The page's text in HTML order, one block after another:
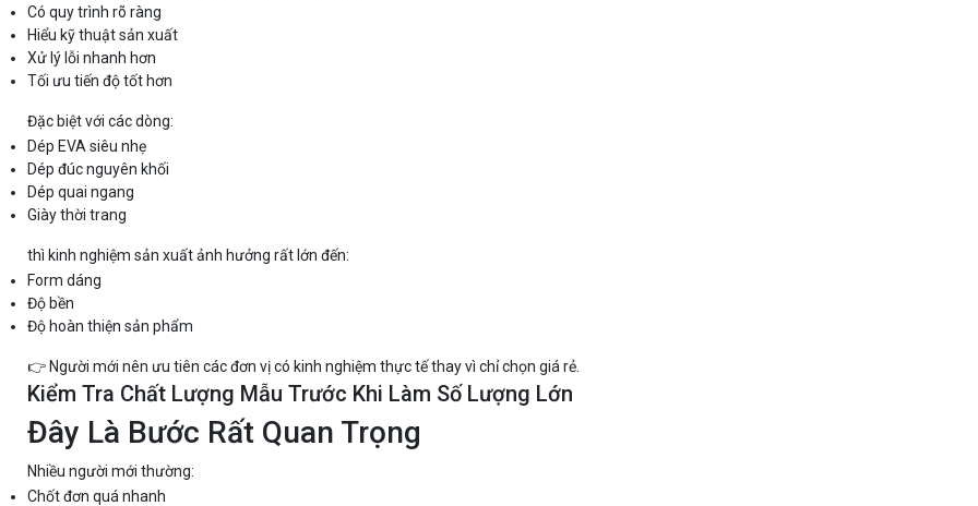
Có quy trình rõ ràng
Hiểu kỹ thuật sản xuất
Xử lý lỗi nhanh hơn
Tối ưu tiến độ tốt hơn
Đặc biệt với các dòng:
Dép EVA siêu nhẹ
Dép đúc nguyên khối
Dép quai ngang
Giày thời trang
thì kinh nghiệm sản xuất ảnh hưởng rất lớn đến:
Form dáng
Độ bền
Độ hoàn thiện sản phẩm
👉 Người mới nên ưu tiên các đơn vị có kinh nghiệm thực tế thay vì chỉ chọn giá rẻ.
Kiểm Tra Chất Lượng Mẫu Trước Khi Làm Số Lượng Lớn
Đây Là Bước Rất Quan Trọng
Nhiều người mới thường:
Chốt đơn quá nhanh